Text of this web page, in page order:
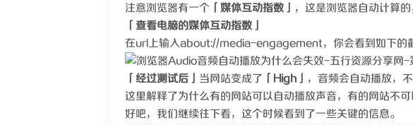
注意浏览器有一个 「媒体互动指数」 ，这是浏览器自动计算
「查看电脑的媒体互动指数」
在url上输入about://media-engagement，你会看到如下的
「经过测试后」 当网站变成了 「High」 ，音频会自动播放，不
这里解释了为什么有的网站可以自动播放声音，有的网站不
好吧，我们继续往下看，这个时候看到了一些关键的信息。